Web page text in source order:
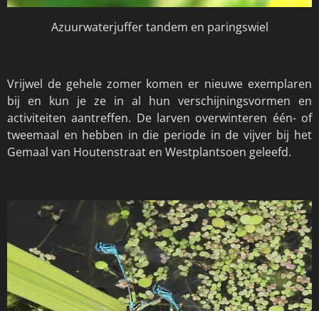
Azuurwaterjuffer tandem en paringswiel
Vrijwel de gehele zomer komen er nieuwe exemplaren
bij en kun je ze in al hun verschijningsvormen en
activiteiten aantreffen. De larven overwinteren één- of
tweemaal en hebben in die periode in de vijver bij het
Gemaal van Houtenstraat en Westplantsoen geleefd.